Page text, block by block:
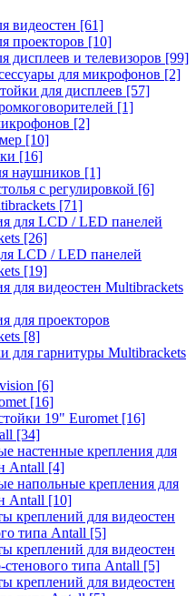
видеостен [61]
проекторов [10]
дисплеев и телевизоров [99]
для микрофонов [2]
для дисплеев [57]
[1]
[2]
[10]
[16]
наушников [1]
с регулировкой [6]
[71]
для LCD / LED панелей
[26]
LCD / LED панелей
[19]
для видеостен Multibrackets
для проекторов
[8]
для гарнитуры Multibrackets
[6]
[16]
19" Euromet [16]
[34]
настенные крепления для
Antall [4]
напольные крепления для
Antall [10]
креплений для видеостен
типа Antall [5]
креплений для видеостен
стенового типа Antall [5]
креплений для видеостен